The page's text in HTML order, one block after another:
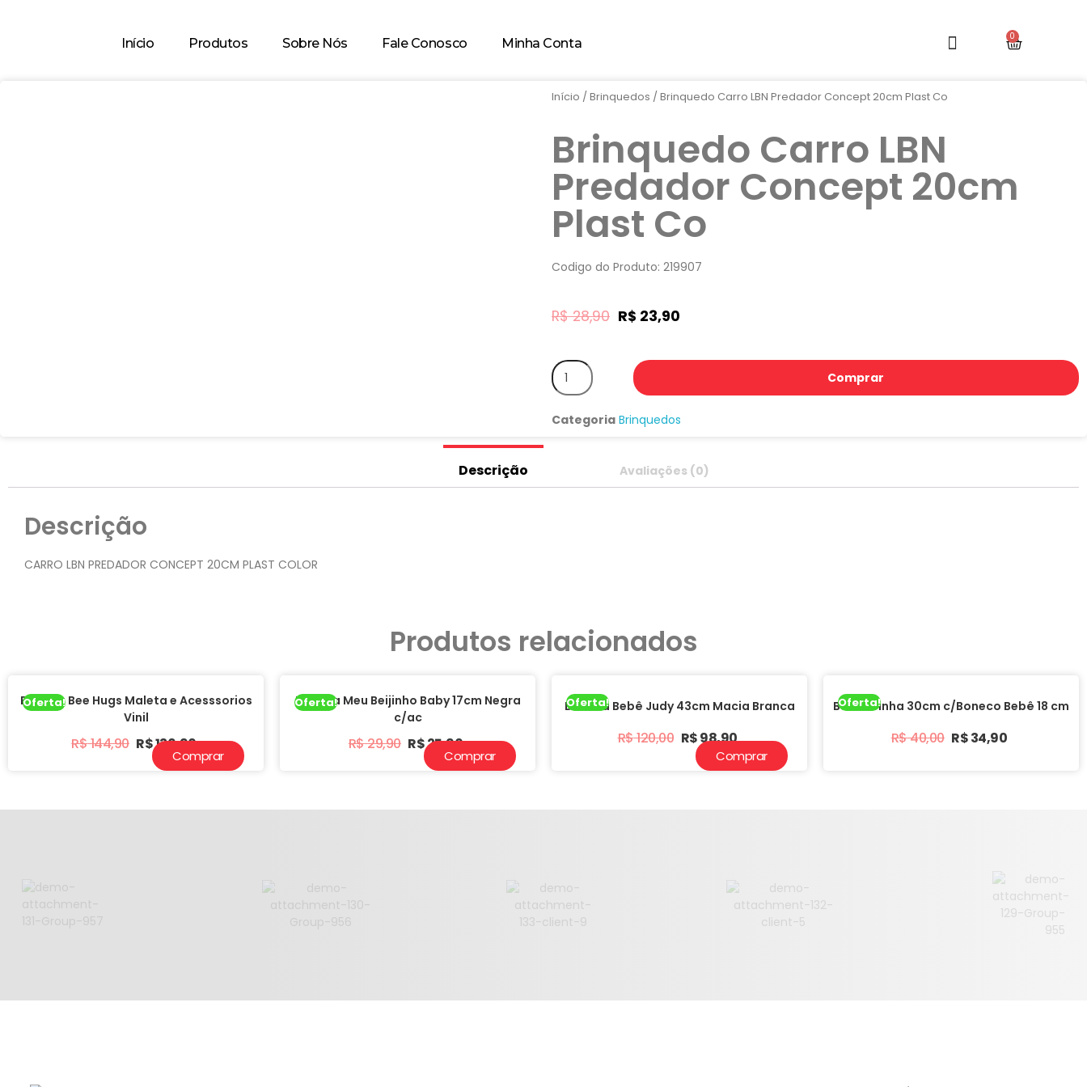
Início Produtos Sobre Nós Fale Conosco Minha Conta
Início /Brinquedos / Brinquedo Carro LBN Predador Concept 20cm Plast Co
Brinquedo Carro LBN
Predador Concept 20cm
Plast Co
Codigo do Produto: 219907
R$28,90 R$ 23,90
Comprar
Categoria Brinquedos
Descrição Avaliações (0)
Descrição
CARRO LBN PREDADOR CONCEPT 20CM PLAST COLOR
Produtos relacionados
Oferta!
Boneca Bee Hugs Maleta e Acesssorios
Vinil
R$144,90 R$136,90
Oferta!
Boneca Meu Beijinho Baby 17cm Negra
c/ac
R$29,90 R$25,90
Comprar
Oferta!
Boneca Bebê Judy 43cm Macia Branca
R$120,00 R$98,90
Comprar
Oferta!
Banheirinha 30cm c/Boneco Bebê 18 cm
R$40,00 R$34,90
Comprar